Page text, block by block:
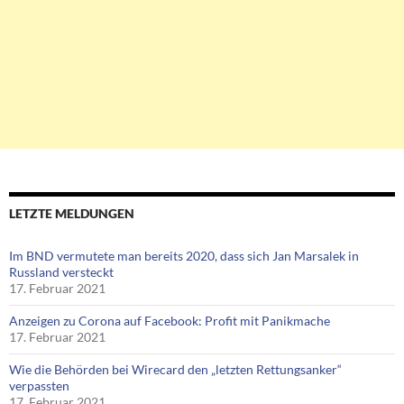
LETZTE MELDUNGEN
Im BND vermutete man bereits 2020, dass sich Jan Marsalek in
Russland versteckt
17. Februar 2021
Anzeigen zu Corona auf Facebook: Profit mit Panikmache
17. Februar 2021
Wie die Behörden bei Wirecard den „letzten Rettungsanker“
verpassten